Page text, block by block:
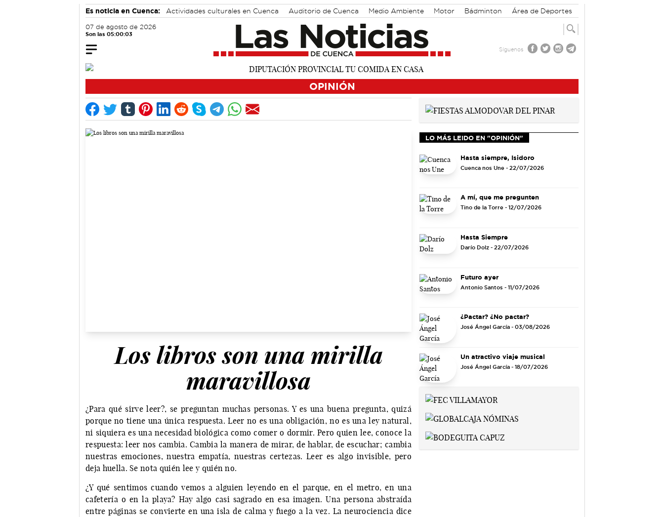
Es noticia en Cuenca: Actividades culturales en Cuenca Auditorio de Cuenca Medio Ambiente Motor Bádminton
Área de Deportes
07 de agosto de 2026
Son las 05:00:04
Síguenos
OPINIÓN
Los libros son una mirilla
maravillosa
¿Para qué sirve leer?, se preguntan muchas personas. Y es una buena pregunta, quizá
porque no tiene una única respuesta. Leer no es una obligación, no es una ley natural,
ni siquiera es una necesidad biológica como comer o dormir. Pero quien lee, conoce la
respuesta: leer nos cambia. Cambia la manera de mirar, de hablar, de escuchar; cambia
nuestras emociones, nuestra empatía, nuestras certezas. Leer es algo invisible, pero
deja huella. Se nota quién lee y quién no.
¿Y qué sentimos cuando vemos a alguien leyendo en el parque, en el metro, en una
cafetería o en la playa? Hay algo casi sagrado en esa imagen. Una persona abstraída
entre páginas se convierte en una isla de calma y fuego a la vez. La neurociencia dice
LO MÁS LEIDO EN "OPINIÓN"
Hasta siempre, Isidoro
Cuenca nos Une- 22/07/2026
A mí, que me pregunten
Tino de la Torre- 12/07/2026
Hasta Siempre
Darío Dolz- 22/07/2026
Futuro ayer
Antonio Santos - 11/07/2026
¿Pactar? ¿No pactar?
José Ángel García- 03/08/2026
Un atractivo viaje musical
José Ángel García- 18/07/2026